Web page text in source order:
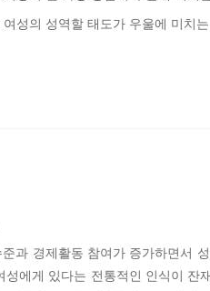
성의 성역할 태도가 우울에 미치
과 경제활동 참여가 증가하면서
성에게 있다는 전통적인 인식이